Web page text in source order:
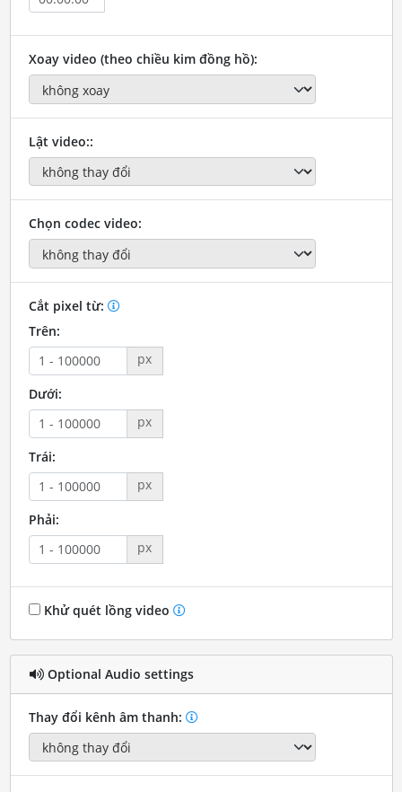
Xoay video (theo chiều kim đồng hồ):
Lật video::
Chọn codec video:
Cắt pixel từ:
Trên:
px
Dưới:
px
Trái:
px
Phải:
px
Khử quét lồng video
Optional Audio settings
Thay đổi kênh âm thanh: